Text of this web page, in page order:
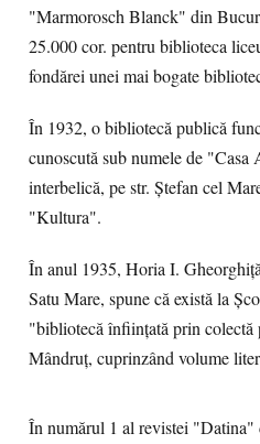
"Marmorosch Blanck" din
25.000 cor. pentru biblioteca
fondărei unei mai bogate
În 1932, o bibliotecă publică
cunoscută sub numele de
interbelică, pe str. Ştefan cel
"Kultura".
În anul 1935, Horia I.
Satu Mare, spune că există la
"bibliotecă înfiinţată prin
Mândruţ, cuprinzând volume
În numărul 1 al revistei